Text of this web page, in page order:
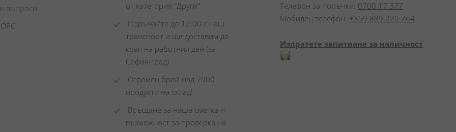
въпроси
от категория "Други"
Поръчайте до 12:00 с наш
транспорт и ще доставим до
края на работния ден (за
София-град)
Огромен брой над 7000
продукти на склад!
Връщане за наша сметка и
възможност за проверка на
Телефон за поръчки: 0700 17 377
Мобилен телефон: +359 889 220 764
Изпратете запитване за наличност